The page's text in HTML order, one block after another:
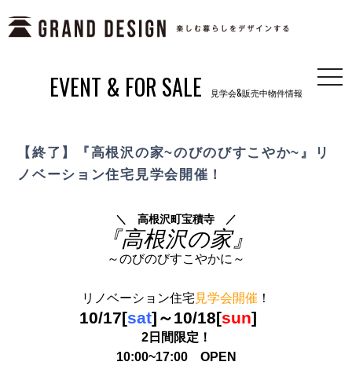
EVENT & FOR SALE 見学会&販売中物件情報
【終了】『高根沢の家~のびのびすこやか~』リ
ノベーション住宅見学会開催！
＼ 高根沢町宝積寺 ／
『高根沢の家』
～のびのびすこやかに～
リノベーション住宅 見学会開催 ！
10/17[sat] ～10/18[sun]
2日間限定！
10:00~17:00 OPEN